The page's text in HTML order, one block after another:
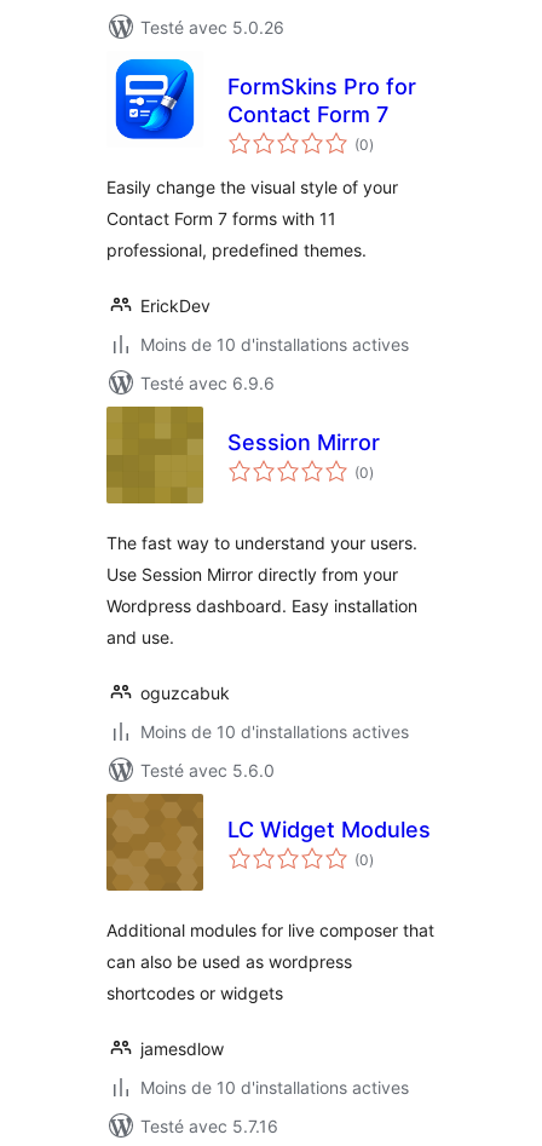
Testé avec 5.0.26
FormSkins Pro for
Contact Form 7
(0notes
en
)
Easily change the visual style of your
Contact Form 7 forms with 11
professional, predefined themes.
ErickDev
Moins de 10 d'installations actives
Testé avec 6.9.6
Session Mirror
(0notes
en
)
The fast way to understand your users.
Use Session Mirror directly from your
Wordpress dashboard. Easy installation
and use.
oguzcabuk
Moins de 10 d'installations actives
Testé avec 5.6.0
LC Widget Modules
(0notes
en
)
Additional modules for live composer that
can also be used as wordpress
shortcodes or widgets
jamesdlow
Moins de 10 d'installations actives
Testé avec 5.7.16